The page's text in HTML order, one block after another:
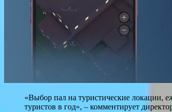
«Выбор пал на туристические локации,
туристов в год», – комментирует